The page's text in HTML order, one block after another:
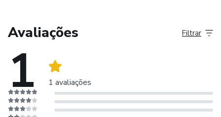
Epidemiologia e Virologia
Exames por Imagem
Exóticos e silvestres
Farmácologia
Avaliações
1 1 avaliações
Filtrar